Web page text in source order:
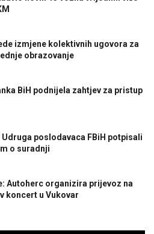
izmjene kolektivnih ugovora za
obrazovanje
BiH podnijela zahtjev za pristup
Udruga poslodavaca FBiH potpisali
o suradnji
Autoherc organizira prijevoz na
koncert u Vukovar